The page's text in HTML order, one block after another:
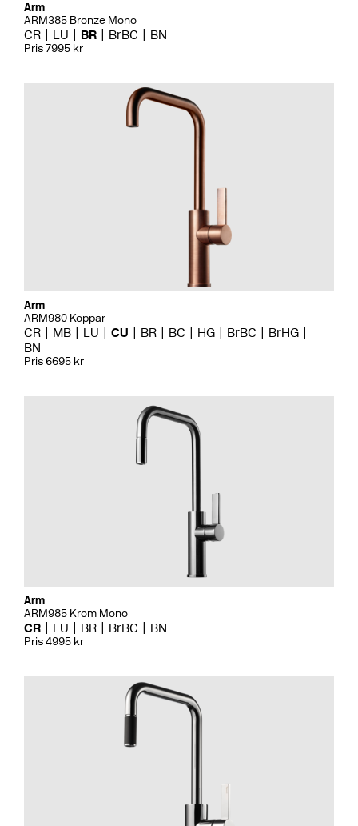
Arm
ARM385 Bronze Mono
CR LU BR BrBC BN
Pris 7995 kr
Arm
ARM980 Koppar
CR MB LU CU BR BC HG BrBC
BrHG
BN
Pris 6695 kr
Arm
ARM985 Krom Mono
CR LU BR BrBC BN
Pris 4995 kr